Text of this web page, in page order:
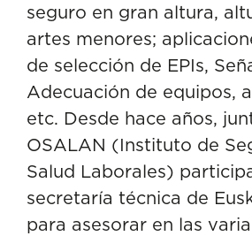
seguro en gran altura,
artes menores;
de selección de EPIs,
Adecuación de equipos,
etc. Desde hace años,
OSALAN (Instituto de
Salud Laborales)
secretaría técnica de
para asesorar en las